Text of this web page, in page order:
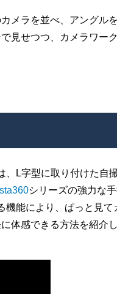
メラを並べ、アングル
見せつつ、カメラワー
、L字型に取り付けた自
シリーズの強力な
機能により、ぱっと見て
体感できる方法を紹介